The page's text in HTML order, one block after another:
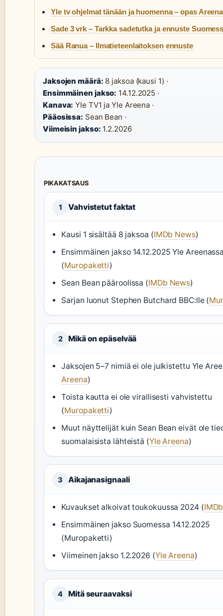
Yle tv ohjelmat tänään ja huomenna – opas
Sade 3 vrk – Tarkka sadetutka ja ennuste
Sää Ranua – Ilmatieteenlaitoksen ennuste
Jaksojen määrä: 8 jaksoa (kausi 1) ·
Ensimmäinen jakso: 14.12.2025 ·
Kanava: Yle TV1 ja Yle Areena ·
Pääosissa: Sean Bean ·
Viimeisin jakso: 1.2.2026
PIKAKATSAUS
1 Vahvistetut faktat
Kausi 1 sisältää 8 jaksoa (IMDb News)
Ensimmäinen jakso 14.12.2025 Yle
(Muropaketti)
Sean Bean pääroolissa (IMDb News)
Sarjan luonut Stephen Butchard BBC:lle (
2 Mikä on epäselvää
Jaksojen 5–7 nimiä ei ole julkistettu Yle
Areena)
Toista kautta ei ole virallisesti vahvistettu
(Muropaketti)
Muut näyttelijät kuin Sean Bean eivät ole
suomalaisista lähteistä (Yle Areena)
3 Aikajanasignaali
Kuvaukset alkoivat toukokuussa 2024 (
Ensimmäinen jakso Suomessa 14.12.2025
(Muropaketti)
Viimeinen jakso 1.2.2026 (Yle Areena)
4 Mitä seuraavaksi